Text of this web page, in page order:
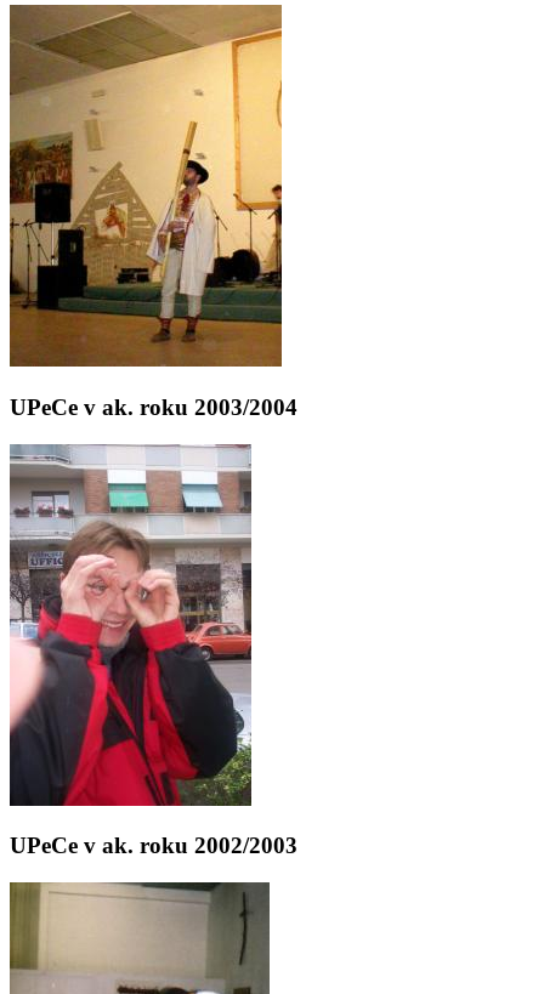
UPeCe v ak. roku 2003/2004
UPeCe v ak. roku 2002/2003